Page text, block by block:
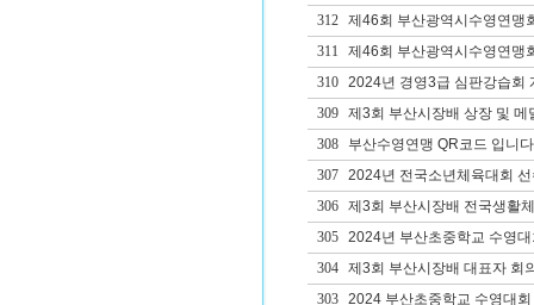
312
제46회 부산광역시수영연맹
311
제46회 부산광역시수영연맹
310
2024년 경영3급 심판강습회
309
제3회 부산시장배 상장 및 메
308
부산수영연맹 QR코드 입니
307
2024년 전국소년체육대회
306
제3회 부산시장배 전국생활
305
2024년 부산초중학교 수영
304
제3회 부산시장배 대표자 회
303
2024 부산초중학교 수영대회